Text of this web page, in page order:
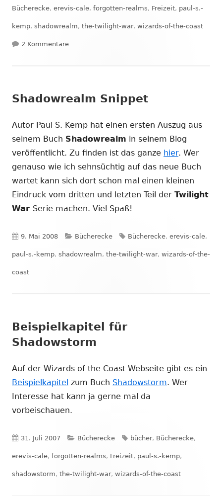
am
Bücherecke, erevis-cale, forgotten-realms, Freizeit, paul-s.-
kemp, shadowrealm, the-twilight-war, wizards-of-the-coast
2 Kommentarezu Bücherecke #12: Shadowrealm
Shadowrealm Snippet
Autor Paul S. Kemp hat einen ersten Auszug aus
seinem Buch Shadowrealm in seinem Blog
veröffentlicht. Zu finden ist das ganze hier. Wer
genauso wie ich sehnsüchtig auf das neue Buch
wartet kann sich dort schon mal einen kleinen
Eindruck vom dritten und letzten Teil der Twilight
War Serie machen. Viel Spaß!
Veröffentlicht
am
9. Mai 2008 Kategorien
Bücherecke Schlagwörter
Bücherecke, erevis-cale,
paul-s.-kemp, shadowrealm, the-twilight-war, wizards-of-the-
coast
Beispielkapitel für
Shadowstorm
Auf der Wizards of the Coast Webseite gibt es ein
Beispielkapitel zum Buch Shadowstorm. Wer
Interesse hat kann ja gerne mal da
vorbeischauen.
Veröffentlicht
am
31. Juli 2007 Kategorien
Bücherecke Schlagwörter
bücher, Bücherecke,
erevis-cale, forgotten-realms, Freizeit, paul-s.-kemp,
shadowstorm, the-twilight-war, wizards-of-the-coast